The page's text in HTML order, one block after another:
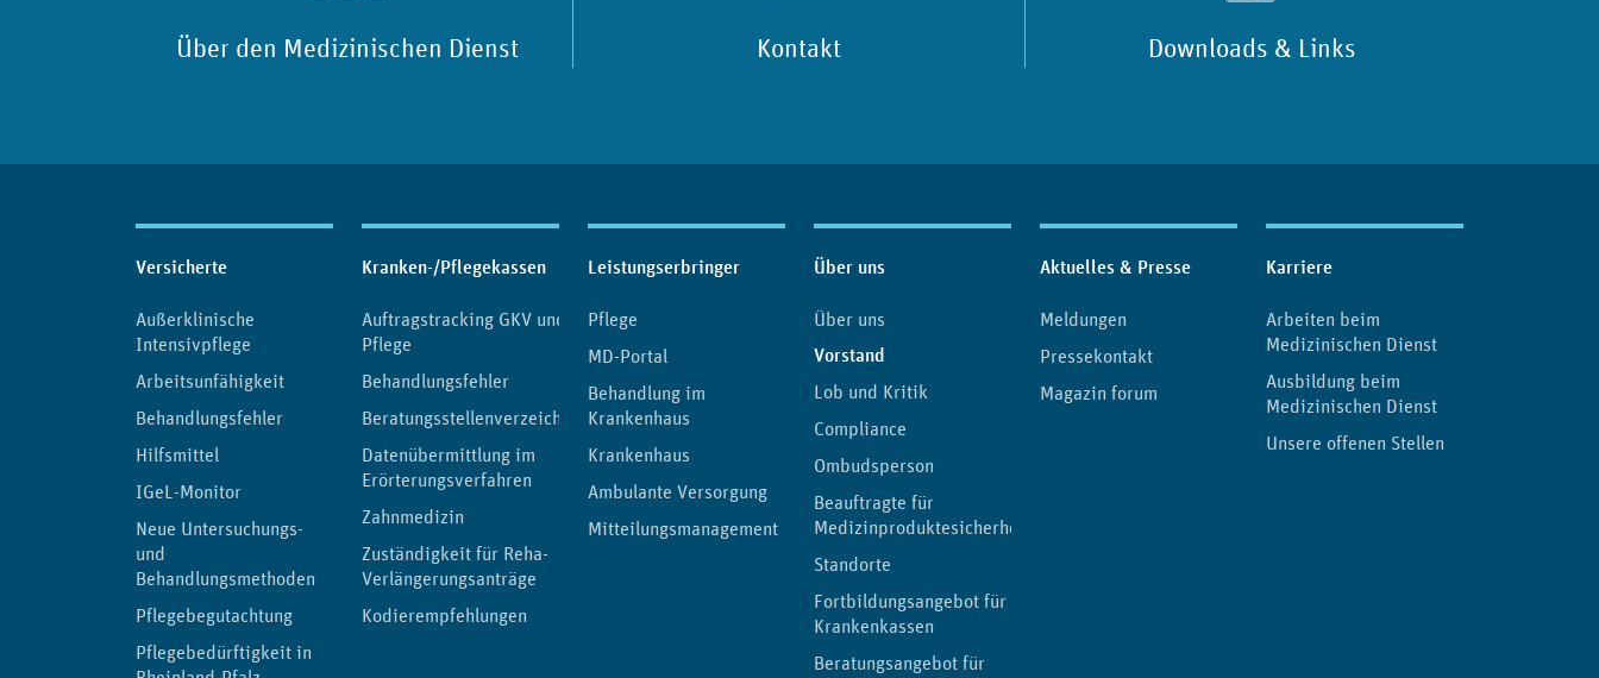
Über den Medizinischen Dienst Kontakt Downloads & Links
Inhaltsübersicht
Versicherte
Außerklinische
Intensivpflege
Arbeitsunfähigkeit
Behandlungsfehler
Hilfsmittel
IGeL-Monitor
Neue Untersuchungs-
und
Behandlungsmethoden
Pflegebegutachtung
Pflegebedürftigkeit in
Kranken-/Pflegekassen
Auftragstracking GKV und
Pflege
Behandlungsfehler
Beratungsstellenverzeichnis
Datenübermittlung im
Erörterungsverfahren
Zahnmedizin
Zuständigkeit für Reha-
Verlängerungsanträge
Kodierempfehlungen
Leistungserbringer
Pflege
MD-Portal
Behandlung im
Krankenhaus
Krankenhaus
Ambulante Versorgung
Mitteilungsmanagement
Über uns
Über uns
Vorstand
Lob und Kritik
Compliance
Ombudsperson
Beauftragte für
Medizinproduktesicherheit
Standorte
Fortbildungsangebot für
Krankenkassen
Beratungsangebot für
Aktuelles & Presse
Meldungen
Pressekontakt
Magazin forum
Karriere
Arbeiten beim
Medizinischen Dienst
Ausbildung beim
Medizinischen Dienst
Unsere offenen Stellen